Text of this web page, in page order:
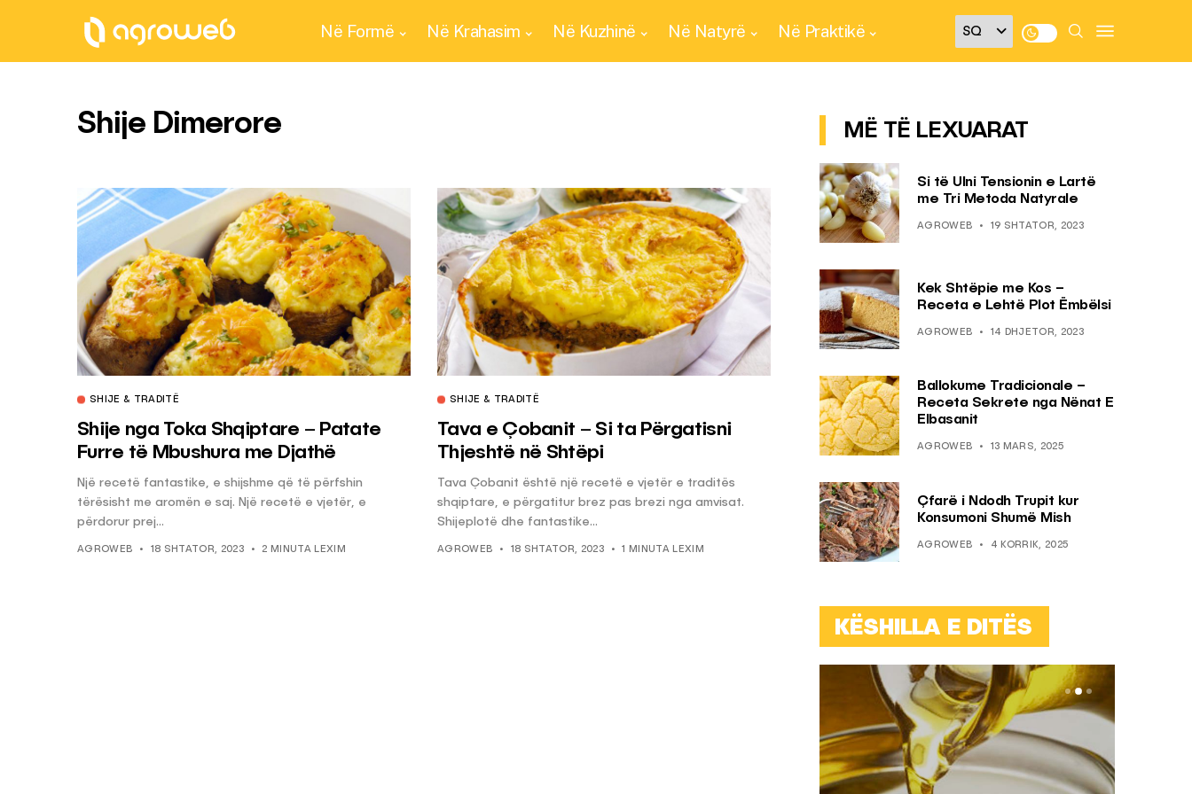
Në Formë Në Krahasim Në Kuzhinë Në Natyrë Në Praktikë
Shije Dimerore
SHIJE & TRADITË
Shije nga Toka Shqiptare – Patate
Furre të Mbushura me Djathë
Një recetë fantastike, e shijshme që të përfshin
tërësisht me aromën e saj. Një recetë e vjetër, e
përdorur prej...
AGROWEB 18 SHTATOR, 2023 2 MINUTA LEXIM
SHIJE & TRADITË
Tava e Çobanit – Si ta Përgatisni
Thjeshtë në Shtëpi
Tava Çobanit është një recetë e vjetër e traditës
shqiptare, e përgatitur brez pas brezi nga amvisat.
Shijeplotë dhe fantastike...
AGROWEB 18 SHTATOR, 2023 1 MINUTA LEXIM
MË TË LEXUARAT
Si të Ulni Tensionin e Lartë
me Tri Metoda Natyrale
AGROWEB 19 SHTATOR, 2023
Kek Shtëpie me Kos –
Receta e Lehtë Plot Ëmbëlsi
AGROWEB 14 DHJETOR, 2023
Ballokume Tradicionale –
Receta Sekrete nga Nënat E
Elbasanit
AGROWEB 13 MARS, 2025
Çfarë i Ndodh Trupit kur
Konsumoni Shumë Mish
AGROWEB 4 KORRIK, 2025
KËSHILLA E DITËS